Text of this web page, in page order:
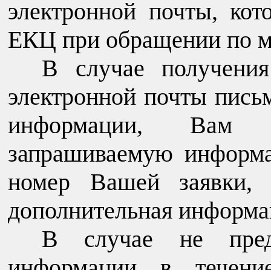
электронной почты,
ЕКЦ при обращении по
В случае
электронной почты
информации, Вам
запрашиваемую
номер Вашей заявки,
дополнительная
В случае не